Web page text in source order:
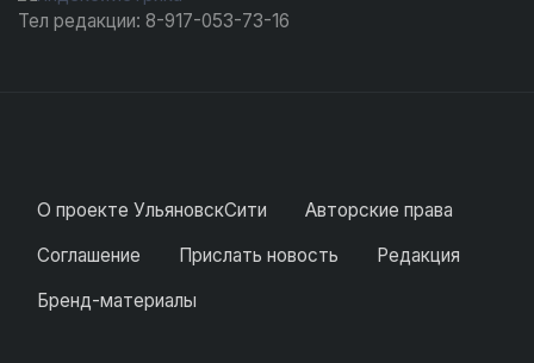
Тел редакции: 8-917-053-73-16
О проекте УльяновскСити
Авторские права
Соглашение
Прислать новость
Редакция
Бренд-материалы